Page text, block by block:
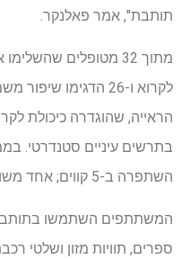
תותבת", אמר פאלנקר.
לקרוא ו-26 הדגימו
הראייה, שהוגדרה כיכולת
בתרשים עיניים סטנדרטי.
השתפרה ב-5 קווים; אחד משופר ב-12 שורות.
המשתתפים השתמשו בתותב
ספרים, תוויות מזון ושלטי